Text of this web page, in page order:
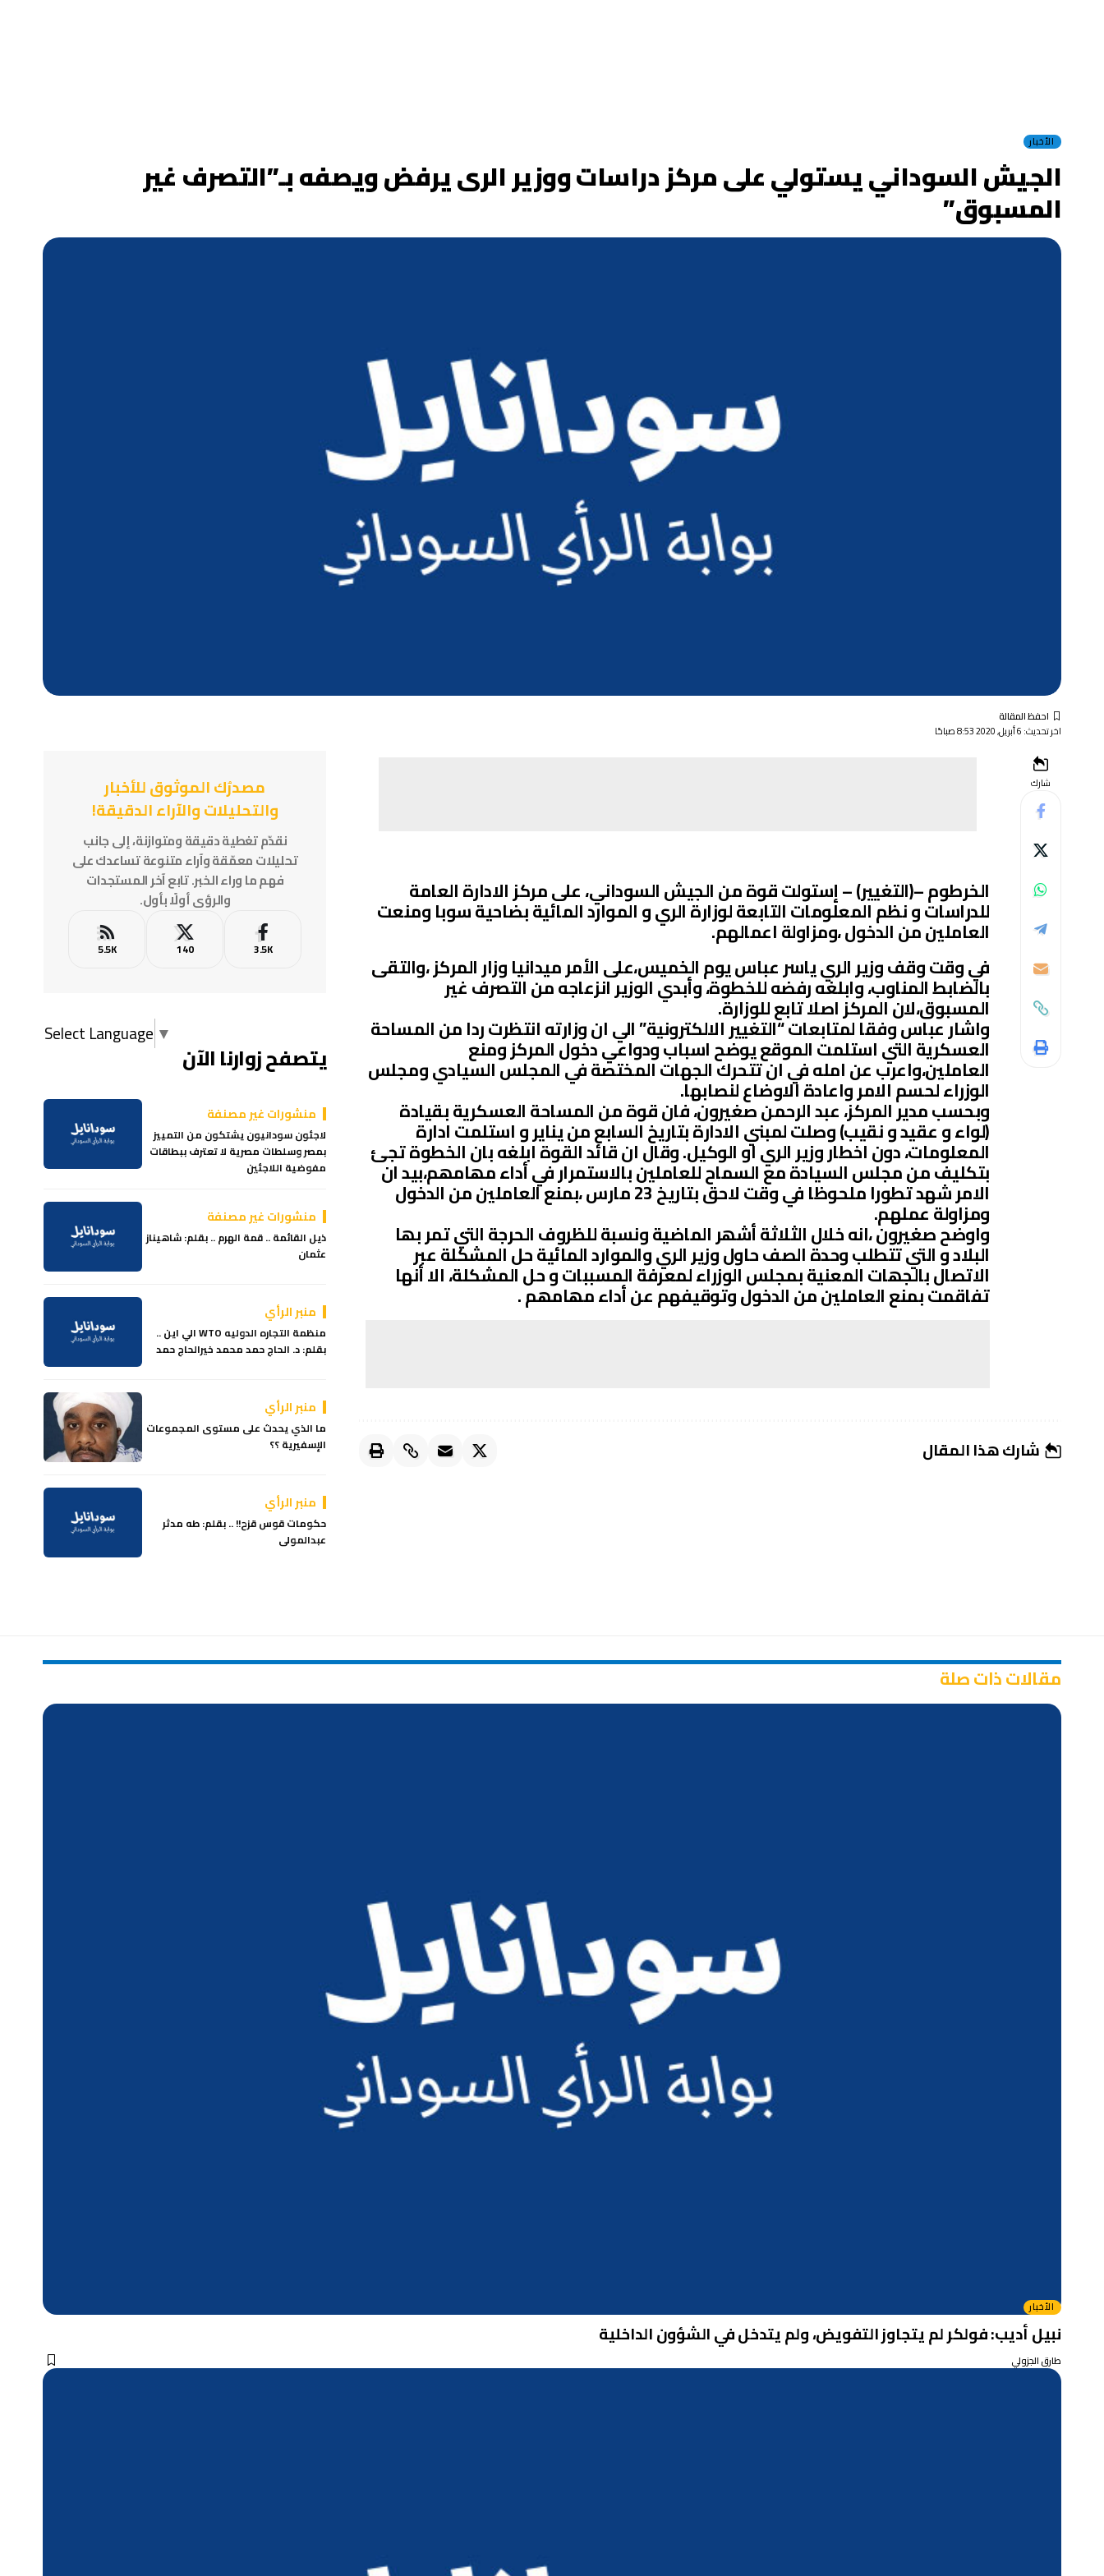
الأخبار
الجيش السوداني يستولي على مركز دراسات ووزير الرى يرفض ويصفه بـ”التصرف غير
المسبوق”
اخر تحديث: 6 أبريل, 2020 8:53 صباحًا
شارك
الخرطوم –(التغيير) – إستولت قوة من الجيش السوداني، على مركز الادارة العامة
للدراسات و نظم المعلومات التابعة لوزارة الري و الموارد المائية بضاحية سوبا ومنعت
العاملين من الدخول ،ومزاولة اعمالهم.
في وقت وقف وزير الري ياسر عباس يوم الخميس،على الأمر ميدانيا وزار المركز ،والتقى
بالضابط المناوب، وابلغه رفضه للخطوة، وأبدي الوزير انزعاجه من التصرف غير
المسبوق،لان المركز اصلا تابع للوزارة.
واشار عباس وفقا لمتابعات “التغيير الالكترونية” الي ان وزارته انتظرت ردا من المساحة
العسكرية التي استلمت الموقع يوضح اسباب ودواعي دخول المركز ومنع
العاملين،واعرب عن امله في ان تتحرك الجهات المختصة في المجلس السيادي ومجلس
الوزراء لحسم الامر واعادة الاوضاع لنصابها.
وبحسب مدير المركز، عبد الرحمن صغيرون، فان قوة من المساحة العسكرية بقيادة
(لواء و عقيد و نقيب) وصلت لمبني الادارة بتاريخ السابع من يناير و استلمت ادارة
المعلومات، دون اخطار وزير الري او الوكيل. وقال ان قائد القوة ابلغه بان الخطوة تجئ
بتكليف من مجلس السيادة مع السماح للعاملين بالاستمرار في أداء مھامھم،بيد ان
الامر شهد تطورا ملحوظا في وقت لاحق بتاريخ 23 مارس ،بمنع العاملين من الدخول
ومزاولة عملهم.
واوضح صغيرون ،انه خلال الثلاثة أشھر الماضية ونسبة للظروف الحرجة التي تمر بھا
البلاد و التي تتطلب وحدة الصف حاول وزير الري والموارد المائية حل المشكلة عبر
الاتصال بالجھات المعنية بمجلس الوزراء لمعرفة المسببات و حل المشكلة، الا أنها
تفاقمت بمنع العاملين من الدخول وتوقيفهم عن أداء مھامھم .
شارك هذا المقال
مصدرُك الموثوق للأخبار
والتحليلات والآراء الدقيقة!
نقدّم تغطية دقيقة ومتوازنة، إلى جانب
تحليلات معمّقة وآراء متنوعة تساعدك على
فهم ما وراء الخبر. تابع آخر المستجدات
والرؤى أولًا بأول.
3.5K
140
5.5K
Select Language ▼
يتصفح زوارنا الآن
منشورات غير مصنفة
لاجئون سودانيون يشتكون من التمييز
بمصر وسلطات مصرية لا تعترف ببطاقات
مفوضية اللاجئين
منشورات غير مصنفة
ذيل القائمة .. قمة الهرم .. بقلم: شاهيناز
عثمان
منبر الرأي
منظمة التجاره الدوليه WTO الي اين ..
بقلم: د. الحاج حمد محمد خيرالحاج حمد
منبر الرأي
ما الذي يحدث على مستوى المجموعات
الإسفيرية ؟؟
منبر الرأي
حكومات قوس قزح!! .. بقلم: طه مدثر
عبدالمولى
مقالات ذات صلة
الأخبار
نبيل أديب: فولكر لم يتجاوز التفويض، ولم يتدخل في الشؤون الداخلية
طارق الجزولي